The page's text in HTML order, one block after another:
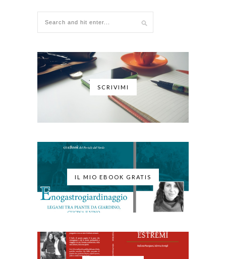
SCRIVIMI
IL MIO EBOOK GRATIS